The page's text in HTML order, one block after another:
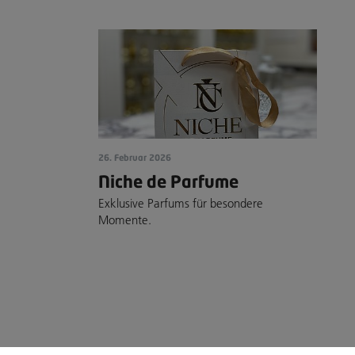
26. Februar 2026
Niche de Parfume
Exklusive Parfums für besondere
Momente.